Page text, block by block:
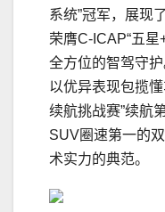
系统”冠军，展现
荣膺C-ICAP“五
全方位的智驾守
以优异表现包揽
续航挑战赛”续航
SUV圈速第一的
术实力的典范。